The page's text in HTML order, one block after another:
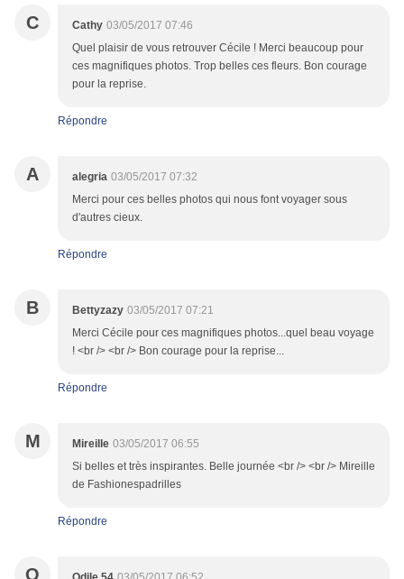
C Cathy 03/05/2017 07:46
Quel plaisir de vous retrouver Cécile ! Merci beaucoup pour
ces magnifiques photos. Trop belles ces fleurs. Bon courage
pour la reprise.
Répondre
A alegria 03/05/2017 07:32
Merci pour ces belles photos qui nous font voyager sous
d'autres cieux.
Répondre
B Bettyzazy 03/05/2017 07:21
Merci Cécile pour ces magnifiques photos...quel beau voyage
! <br /> <br /> Bon courage pour la reprise...
Répondre
M Mireille 03/05/2017 06:55
Si belles et très inspirantes. Belle journée <br /> <br /> Mireille
de Fashionespadrilles
Répondre
O